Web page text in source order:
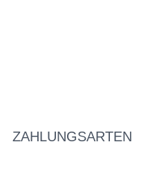
ZAHLUNGSARTEN